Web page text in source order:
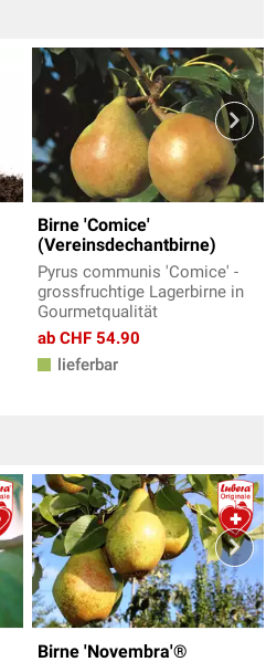
Birne 'Comice'
(Vereinsdechantbirne)
Pyrus communis 'Comice' -
grossfruchtige Lagerbirne in
Gourmetqualität
ab CHF 54.90
lieferbar
Birne 'Novembra'®